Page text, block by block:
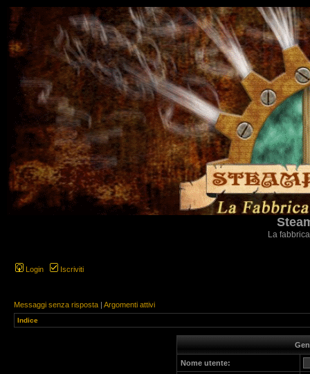
La
Login Iscriviti
Messaggi senza risposta | Argomenti attivi
Indice
Nome utente: